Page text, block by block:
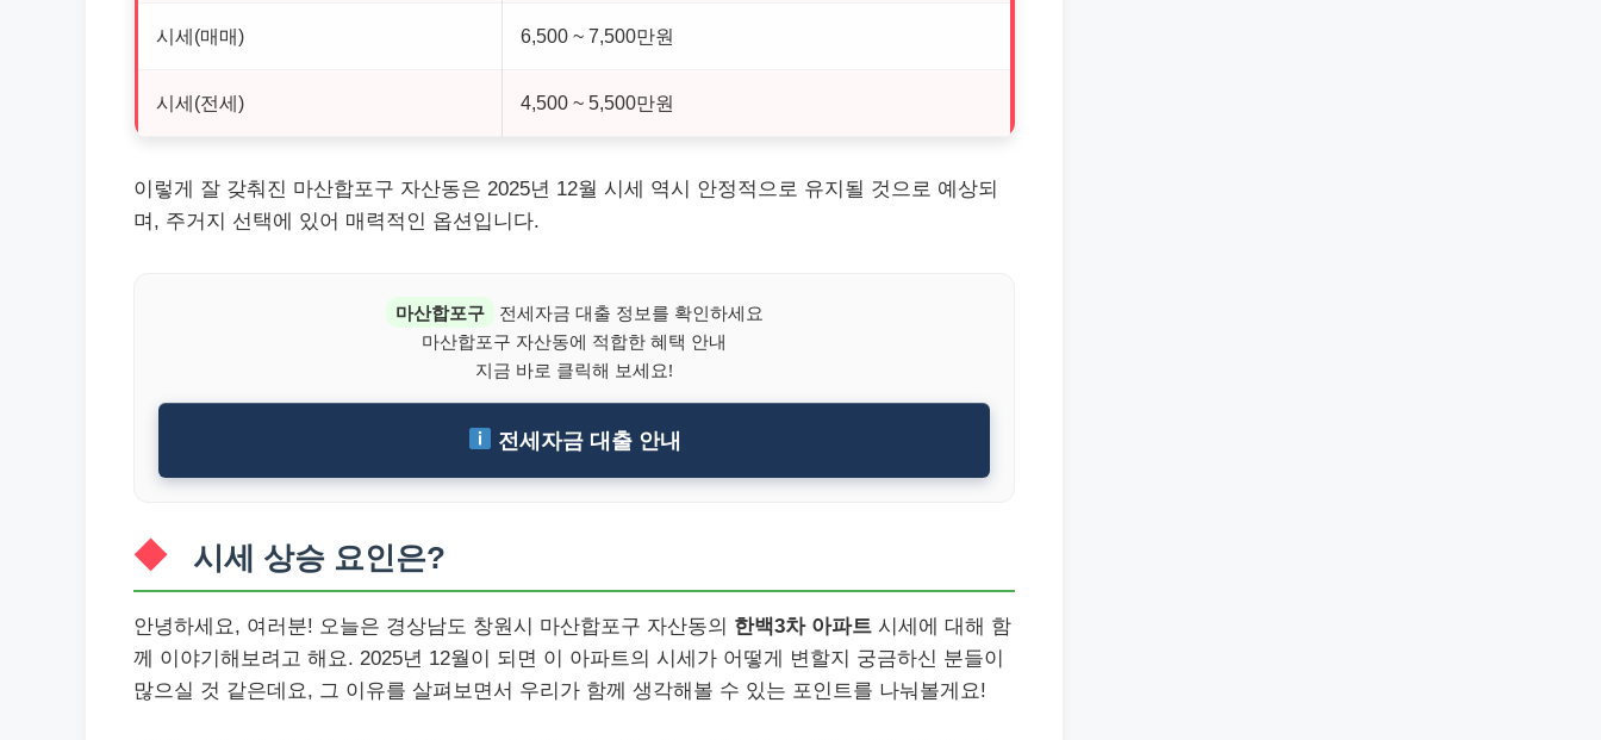
시세(매매) 6,500 ~ 7,500만원
시세(전세) 4,500 ~ 5,500만원
이렇게 잘 갖춰진 마산합포구 자산동은 2025년 12월 시세 역시 안정적으로 유지될 것으로 예상되
며, 주거지 선택에 있어 매력적인 옵션입니다.
마산합포구
전세자금 대출 정보를 확인하세요
마산합포구 자산동에 적합한 혜택 안내
지금 바로 클릭해 보세요!
전세자금 대출 안내
시세 상승 요인은?
안녕하세요, 여러분! 오늘은 경상남도 창원시 마산합포구 자산동의 한백3차 아파트 시세에 대해 함
께 이야기해보려고 해요. 2025년 12월이 되면 이 아파트의 시세가 어떻게 변할지 궁금하신 분들이
많으실 것 같은데요, 그 이유를 살펴보면서 우리가 함께 생각해볼 수 있는 포인트를 나눠볼게요!